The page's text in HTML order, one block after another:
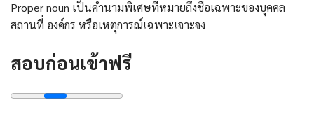
Proper noun เป็นคำนามพิเศษที่หมายถึงชื่อเฉพาะของบุคคล
สถานที่ องค์กร หรือเหตุการณ์เฉพาะเจาะจง
สอบก่อนเข้าฟรี